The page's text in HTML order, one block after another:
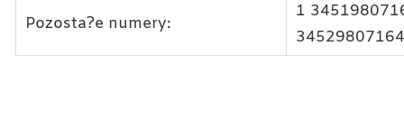
Pozosta?e numery:
1